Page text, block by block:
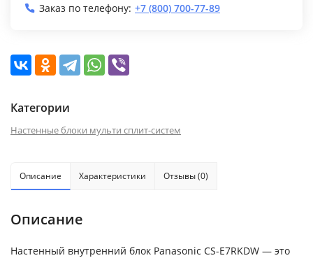
Заказ по телефону: +7 (800) 700-77-89
Категории
Настенные блоки мульти сплит-систем
Описание Характеристики Отзывы (0)
Описание
Настенный внутренний блок Panasonic CS-E7RKDW — это